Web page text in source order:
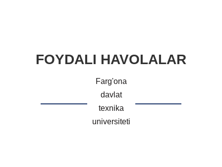
FOYDALI HAVOLALAR
Farg'ona
davlat
texnika
universiteti